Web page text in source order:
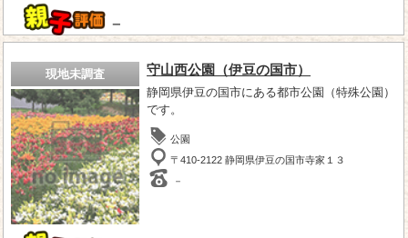
－
現地未調査 守山西公園（伊豆の国市）
静岡県伊豆の国市にある都市公園（特殊公園）
です。
公園
〒410-2122 静岡県伊豆の国市寺家１３
－